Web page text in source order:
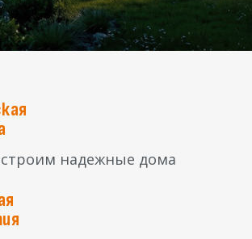
строим надежные дома